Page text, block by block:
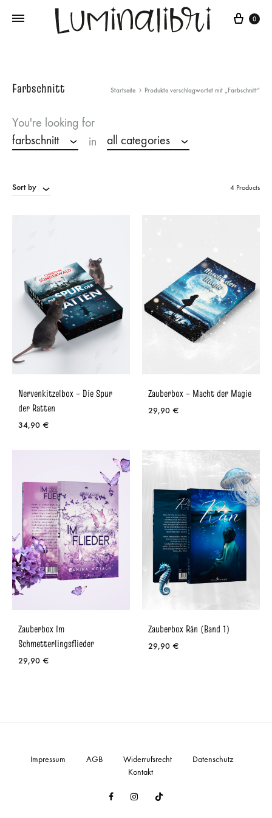
Cart
0
Farbschnitt Startseite Produkte verschlagwortet mit „Farbschnitt“
You're looking for
farbschnitt
in all categories
Sort by 4 Products
Nervenkitzelbox – Die Spur
der Ratten
34,90 €
Zauberbox – Macht der Magie
29,90 €
Zauberbox Im
Schmetterlingsflieder
29,90 €
Zauberbox Rán (Band 1)
29,90 €
FacebookInstagramTikTok
Impressum AGB Widerrufsrecht
Datenschutz
Kontakt